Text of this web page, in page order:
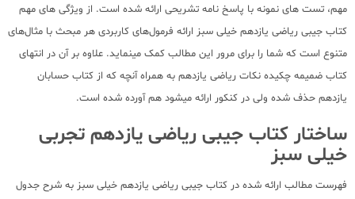
مهم، تست های نمونه با پاسخ نامه تشریحی ارائه شده است. از ویژگی های مهم
کتاب جیبی ریاضی یازدهم خیلی سبز ارائه فرمول‌های کاربردی هر مبحث با مثال‌های
متنوع است که شما را برای مرور این مطالب کمک مینماید. علاوه بر آن در انتهای
کتاب ضمیمه چکیده نکات ریاضی یازدهم به همراه آنچه که از کتاب حسابان
یازدهم حذف شده ولی در کنکور ارائه میشود هم آورده شده است.
ساختار کتاب جیبی ریاضی یازدهم تجربی
خیلی سبز
فهرست مطالب ارائه شده در کتاب جیبی ریاضی یازدهم خیلی سبز به شرح جدول